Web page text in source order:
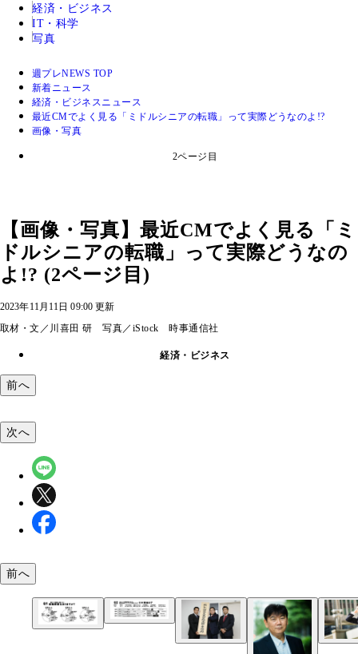
経済・ビジネス
IT・科学
写真
週プレNEWS TOP
新着ニュース
経済・ビジネスニュース
最近CMでよく見る「ミドルシニアの転職」って実際どうなのよ!?
画像・写真
2ページ目
【画像・写真】最近CMでよく見る「ミ
ドルシニアの転職」って実際どうなの
よ!? (2ページ目)
2023年11月11日 09:00 更新
取材・文／川喜田 研 写真／iStock 時事通信社
経済・ビジネス
前へ
ートより。《Q1》30代、50代に比べて、40代の「
望はあるが、転職活動はしていない」人の割合が
で働き盛りだからか
次へ
前へ